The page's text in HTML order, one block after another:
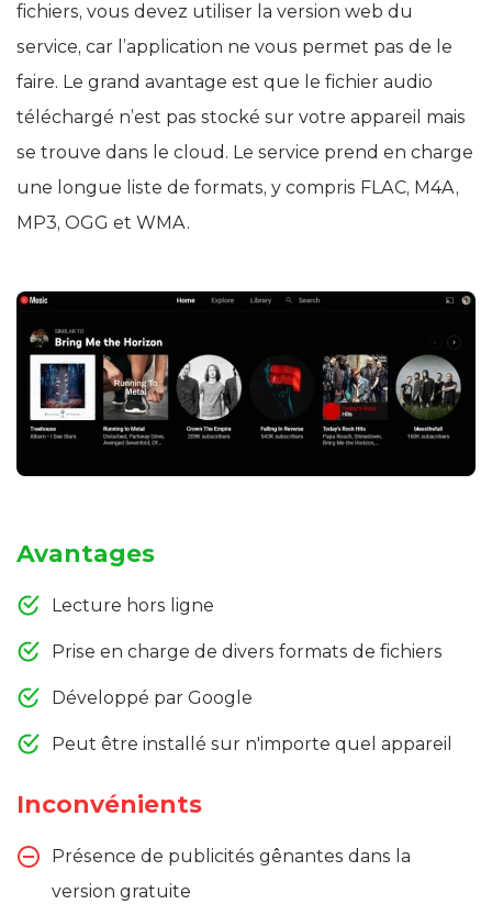
fichiers, vous devez utiliser la version web du
service, car l’application ne vous permet pas de le
faire. Le grand avantage est que le fichier audio
téléchargé n’est pas stocké sur votre appareil mais
se trouve dans le cloud. Le service prend en charge
une longue liste de formats, y compris FLAC, M4A,
MP3, OGG et WMA.
Avantages
Lecture hors ligne
Prise en charge de divers formats de fichiers
Développé par Google
Peut être installé sur n'importe quel appareil
Inconvénients
Présence de publicités gênantes dans la
version gratuite